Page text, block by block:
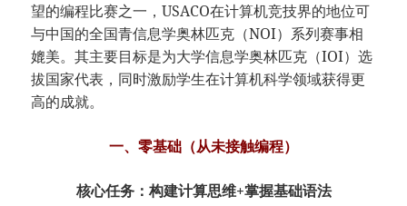
望的编程比赛之一，USACO在计算机竞技界的地位可
与中国的全国青信息学奥林匹克（NOI）系列赛事相
媲美。其主要目标是为大学信息学奥林匹克（IOI）选
拔国家代表，同时激励学生在计算机科学领域获得更
高的成就。
一、零基础（从未接触编程）​
​​核心任务​​：构建计算思维+掌握基础语法